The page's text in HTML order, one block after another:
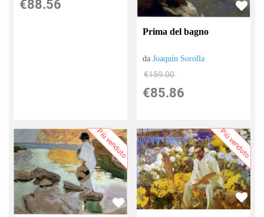
€88.56
Prima del bagno
daJoaquín Sorolla
€159.00
€85.86
Più venduto Più venduto